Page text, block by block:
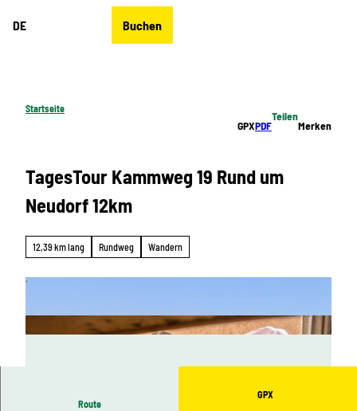
DE Buchen
Startseite
GPXPDF
Teilen
Merken
TagesTour Kammweg 19 Rund um
Neudorf 12km
12,39 km lang Rundweg Wandern
Route
GPX